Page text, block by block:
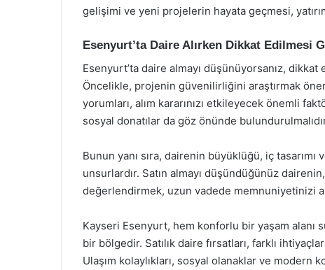
gelişimi ve yeni projelerin hayata geçmesi,
Esenyurt’ta Daire Alırken Dikkat Edilmesi
Esenyurt’ta daire almayı düşünüyorsanız,
Öncelikle, projenin güvenilirliğini araştırmak
yorumları, alım kararınızı etkileyecek önemli
sosyal donatılar da göz önünde
Bunun yanı sıra, dairenin büyüklüğü, iç tasarımı
unsurlardır. Satın almayı düşündüğünüz
değerlendirmek, uzun vadede memnuniyetinizi
Kayseri Esenyurt, hem konforlu bir yaşam alanı
bir bölgedir. Satılık daire fırsatları, farklı
Ulaşım kolaylıkları, sosyal olanaklar ve